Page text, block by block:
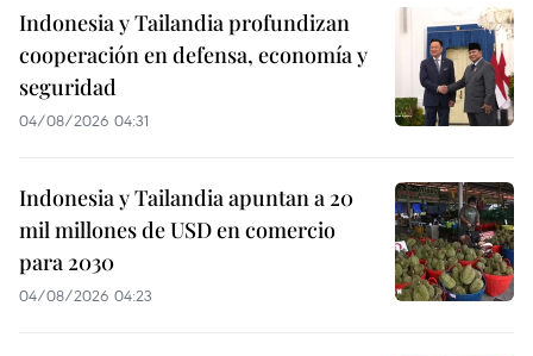
Indonesia y Tailandia profundizan
cooperación en defensa, economía y
seguridad
04/08/2026 04:31
Indonesia y Tailandia apuntan a 20
mil millones de USD en comercio
para 2030
04/08/2026 04:23